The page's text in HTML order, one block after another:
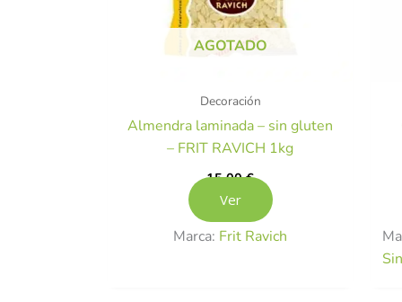
AGOTADO
Decoración
Almendra laminada – sin gluten
– FRIT RAVICH 1kg
15,00€
Ver
Marca: Frit Ravich